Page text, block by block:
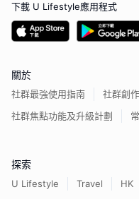
下載 U Lifestyle應用程式
關於
社群最強使用指南
社群創
社群焦點功能及升級計劃
探索
U Lifestyle Travel HK